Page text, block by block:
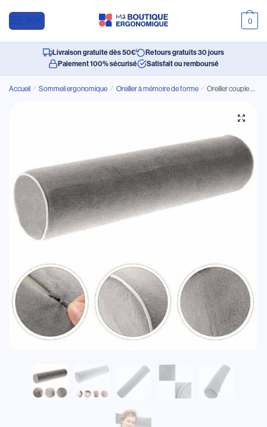
MENU 0
Livraison gratuite dès 50€
Retours gratuits 30 jours
Paiement 100% sécurisé
Satisfait ou remboursé
Accueil / Sommeil ergonomique / Oreiller à mémoire de forme / Oreiller couple complicité